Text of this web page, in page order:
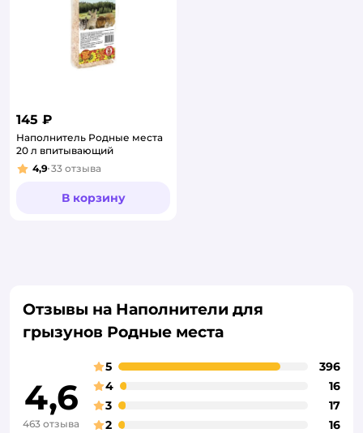
145 ₽
Наполнитель Родные места
20 л впитывающий
Рейтинг:
4,9 33 отзыва
В корзину
Отзывы на Наполнители для
грызунов Родные места
4,6
463 отзыва
5
396
4
16
3
17
2
16